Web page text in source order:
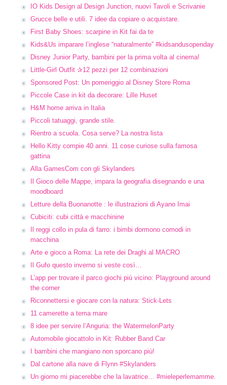
IO Kids Design al Design Junction, nuovi Tavoli e Scrivanie
Grucce belle e utili. 7 idee da copiare o acquistare.
First Baby Shoes: scarpine in Kit fai da te
Kids&Us imparare l’inglese “naturalmente” #kidsandusopenday
Disney Junior Party, bambini per la prima volta al cinema!
Little-Girl Outfit ✰12 pezzi per 12 combinazioni
Sponsored Post: Un pomeriggio al Disney Store Roma
Piccole Case in kit da decorare: Lille Huset
H&M home arriva in Italia
Piccoli tatuaggi, grande stile.
Rientro a scuola. Cosa serve? La nostra lista
Hello Kitty compie 40 anni. 11 cose curiose sulla famosa
gattina
Alla GamesCom con gli Skylanders
Il Gioco delle Mappe, impara la geografia disegnando e una
moodboard
Letture della Buonanotte : le illustrazioni di Ayano Imai
Cubiciti: cubi città e macchinine
Il reggi collo in pula di farro: i bimbi dormono comodi in
macchina
Arte e gioco a Roma: La rete dei Draghi al MACRO
Il Gufo questo inverno si veste così…
L’app per trovare il parco giochi più vicino: Playground around
the corner
Riconnettersi e giocare con la natura: Stick-Lets
11 camerette a tema mare
8 idee per servire l’Anguria: the WatermelonParty
Automobile giocattolo in Kit: Rubber Band Car
I bambini che mangiano non sporcano più!
Dal cartone alla nave di Flynn #Skylanders
Un giorno mi piacerebbe che la lavatrice… #mieleperlemamme.